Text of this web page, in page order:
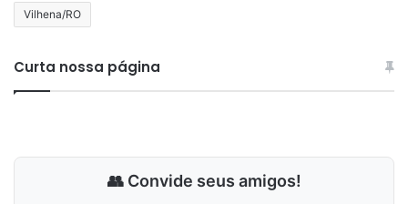
Vilhena/RO
Curta nossa página
👥 Convide seus amigos!